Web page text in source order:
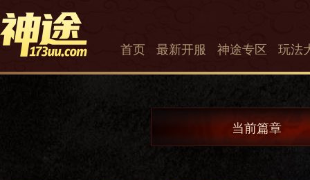
首页 最新开服 神途专区 玩法
当前篇章